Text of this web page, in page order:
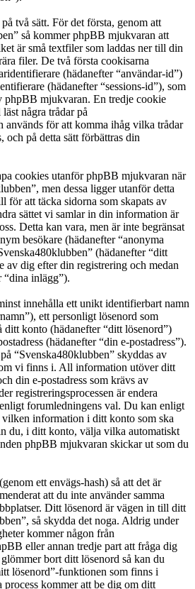
två sätt. För det första, genom att
så kommer phpBB mjukvaran att
är små textfiler som laddas ner till din
filer. De två första cookisarna
(hädanefter “användar-id”)
(hädanefter “sessions-id”), som
phpBB mjukvaran. En tredje cookie
några trådar på
används för att komma ihåg vilka trådar
och på detta sätt förbättras din
cookies utanför phpBB mjukvaran när
men dessa ligger utanför detta
för att täcka sidorna som skapats av
sättet vi samlar in din information är
Detta kan vara, men är inte begränsat
besökare (hädanefter “anonyma
(hädanefter “ditt
av dig efter din registrering och medan
“dina inlägg”).
innehålla ett unikt identifierbart namn
ett personligt lösenord som
ditt konto (hädanefter “ditt lösenord”)
(hädanefter “din e-postadress”).
“Svenska480klubben” skyddas av
vi finns i. All information utöver ditt
din e-postadress som krävs av
registreringsprocessen är endera
forumledningens val. Du kan enligt
information i ditt konto som ska
du, i ditt konto, välja vilka automatiskt
phpBB mjukvaran skickar ut som du
ett envägs-hash) så att det är
att du inte använder samma
Ditt lösenord är vägen in till ditt
så skydda det noga. Aldrig under
kommer någon från
eller annan tredje part att fråga dig
bort ditt lösenord så kan du
lösenord”-funktionen som finns i
kommer att be dig om ditt